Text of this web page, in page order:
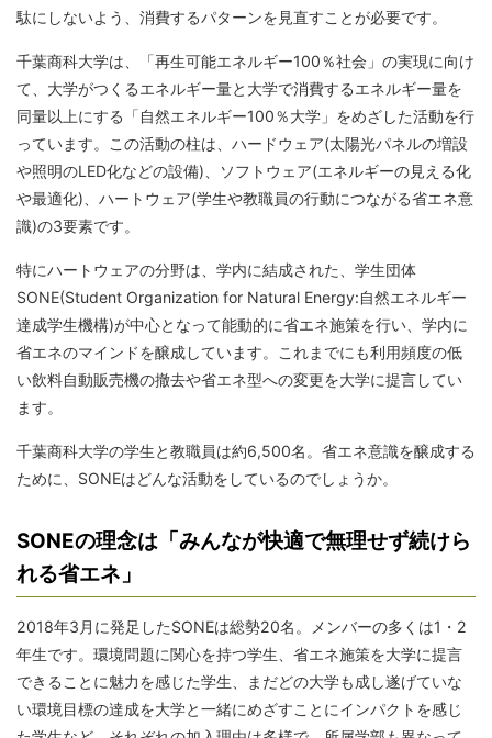
駄にしないよう、消費するパターンを見直すことが必要です。
千葉商科大学は、「再生可能エネルギー100％社会」の実現に向け
て、大学がつくるエネルギー量と大学で消費するエネルギー量を
同量以上にする「自然エネルギー100％大学」をめざした活動を行
っています。この活動の柱は、ハードウェア(太陽光パネルの増設
や照明のLED化などの設備)、ソフトウェア(エネルギーの見える化
や最適化)、ハートウェア(学生や教職員の行動につながる省エネ意
識)の3要素です。
特にハートウェアの分野は、学内に結成された、学生団体
SONE(Student Organization for Natural Energy:自然エネルギー
達成学生機構)が中心となって能動的に省エネ施策を行い、学内に
省エネのマインドを醸成しています。これまでにも利用頻度の低
い飲料自動販売機の撤去や省エネ型への変更を大学に提言してい
ます。
千葉商科大学の学生と教職員は約6,500名。省エネ意識を醸成する
ために、SONEはどんな活動をしているのでしょうか。
SONEの理念は「みんなが快適で無理せず続けら
れる省エネ」
2018年3月に発足したSONEは総勢20名。メンバーの多くは1・2
年生です。環境問題に関心を持つ学生、省エネ施策を大学に提言
できることに魅力を感じた学生、まだどの大学も成し遂げていな
い環境目標の達成を大学と一緒にめざすことにインパクトを感じ